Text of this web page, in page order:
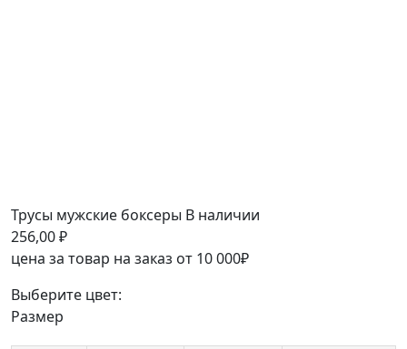
Трусы мужские боксеры В наличии
256,00₽
цена за товар на заказ от 10 000₽
Выберите цвет:
Размер